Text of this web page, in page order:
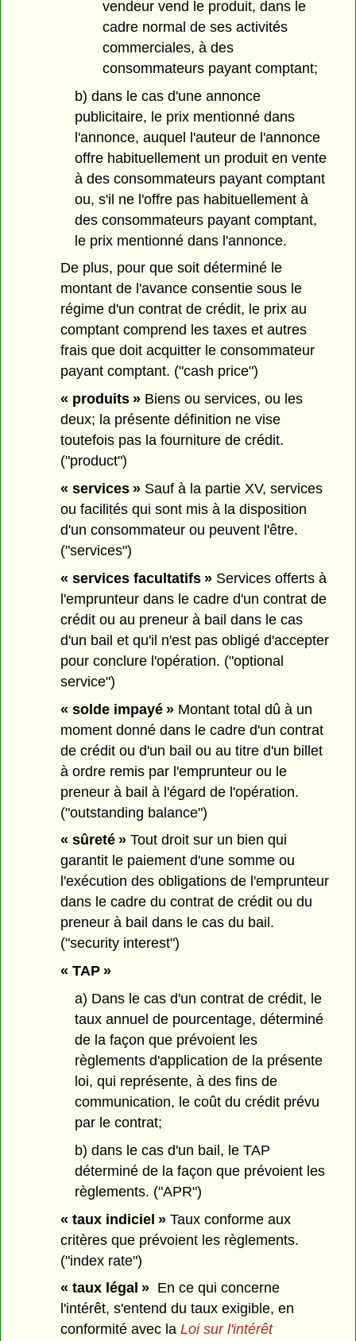
vendeur vend le produit, dans le
cadre normal de ses activités
commerciales, à des
consommateurs payant comptant;
b) dans le cas d'une annonce
publicitaire, le prix mentionné dans
l'annonce, auquel l'auteur de l'annonce
offre habituellement un produit en vente
à des consommateurs payant comptant
ou, s'il ne l'offre pas habituellement à
des consommateurs payant comptant,
le prix mentionné dans l'annonce.
De plus, pour que soit déterminé le
montant de l'avance consentie sous le
régime d'un contrat de crédit, le prix au
comptant comprend les taxes et autres
frais que doit acquitter le consommateur
payant comptant. ("cash price")
« produits » Biens ou services, ou les
deux; la présente définition ne vise
toutefois pas la fourniture de crédit.
("product")
« services » Sauf à la partie XV, services
ou facilités qui sont mis à la disposition
d'un consommateur ou peuvent l'être.
("services")
« services facultatifs » Services offerts à
l'emprunteur dans le cadre d'un contrat de
crédit ou au preneur à bail dans le cas
d'un bail et qu'il n'est pas obligé d'accepter
pour conclure l'opération. ("optional
service")
« solde impayé » Montant total dû à un
moment donné dans le cadre d'un contrat
de crédit ou d'un bail ou au titre d'un billet
à ordre remis par l'emprunteur ou le
preneur à bail à l'égard de l'opération.
("outstanding balance")
« sûreté » Tout droit sur un bien qui
garantit le paiement d'une somme ou
l'exécution des obligations de l'emprunteur
dans le cadre du contrat de crédit ou du
preneur à bail dans le cas du bail.
("security interest")
« TAP »
a) Dans le cas d'un contrat de crédit, le
taux annuel de pourcentage, déterminé
de la façon que prévoient les
règlements d'application de la présente
loi, qui représente, à des fins de
communication, le coût du crédit prévu
par le contrat;
b) dans le cas d'un bail, le TAP
déterminé de la façon que prévoient les
règlements. ("APR")
« taux indiciel » Taux conforme aux
critères que prévoient les règlements.
("index rate")
« taux légal » En ce qui concerne
l'intérêt, s'entend du taux exigible, en
conformité avec laLoi sur l'intérêt